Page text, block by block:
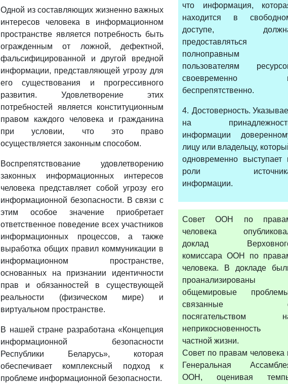
Одной из составляющих жизненно важных
интересов человека в информационном
пространстве является потребность быть
огражденным от ложной, дефектной,
фальсифицированной и другой вредной
информации, представляющей угрозу для
его существования и прогрессивного
развития. Удовлетворение этих
потребностей является конституционным
правом каждого человека и гражданина
при условии, что это право
осуществляется законным способом.
Воспрепятствование удовлетворению
законных информационных интересов
человека представляет собой угрозу его
информационной безопасности. В связи с
этим особое значение приобретает
ответственное поведение всех участников
информационных процессов, а также
выработка общих правил коммуникации в
информационном пространстве,
основанных на признании идентичности
прав и обязанностей в существующей
реальности (физическом мире) и
виртуальном пространстве.
В нашей стране разработана «Концепция
информационной безопасности
Республики Беларусь», которая
обеспечивает комплексный подход к
проблеме информационной безопасности.
что информация,
находится в
доступе,
предоставляться
полноправным
пользователям
своевременно
беспрепятственно.
4. Достоверность.
на
информации
лицу или владельцу,
одновременно выступает
роли
информации.
Совет ООН по
человека
доклад
комиссара ООН по
человека. В докладе
проанализированы
общемировые
связанные
посягательством
неприкосновенность
частной жизни.
Совет по правам человека
Генеральная
ООН, оценивая